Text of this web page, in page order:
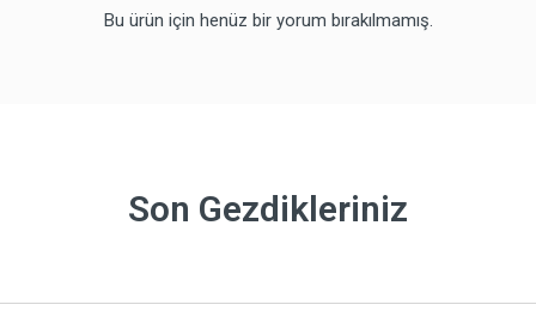
Bu ürün için henüz bir yorum bırakılmamış.
Son Gezdikleriniz